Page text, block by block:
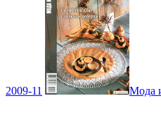
2009-11 Мода